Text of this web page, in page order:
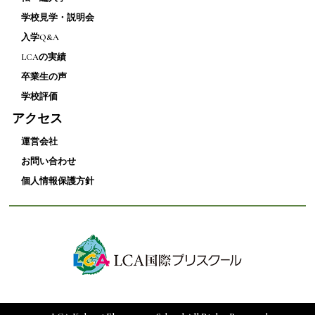
学校見学・説明会
入学Q&A
LCAの実績
卒業生の声
学校評価
アクセス
運営会社
お問い合わせ
個人情報保護方針